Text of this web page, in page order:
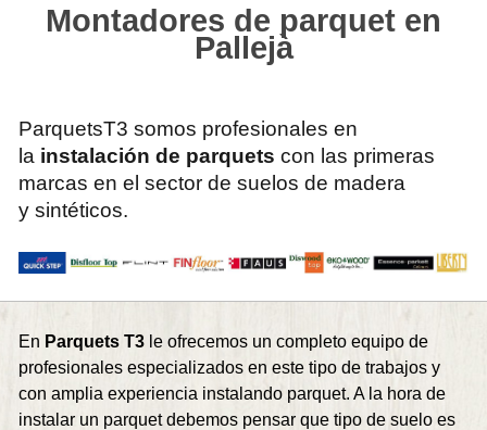
Montadores de parquet en
Pallejà
ParquetsT3 somos profesionales en
la instalación de parquets con las primeras
marcas en el sector de suelos de madera
y sintéticos.
En Parquets T3 le ofrecemos un completo equipo de
profesionales especializados en este tipo de trabajos y
con amplia experiencia instalando parquet. A la hora de
instalar un parquet debemos pensar que tipo de suelo es